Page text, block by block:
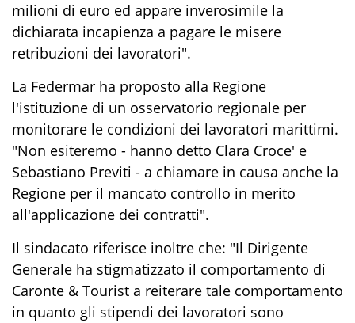
milioni di euro ed appare inverosimile la
dichiarata incapienza a pagare le misere
retribuzioni dei lavoratori".
La Federmar ha proposto alla Regione
l'istituzione di un osservatorio regionale per
monitorare le condizioni dei lavoratori marittimi.
"Non esiteremo - hanno detto Clara Croce' e
Sebastiano Previti - a chiamare in causa anche la
Regione per il mancato controllo in merito
all'applicazione dei contratti".
Il sindacato riferisce inoltre che: "Il Dirigente
Generale ha stigmatizzato il comportamento di
Caronte & Tourist a reiterare tale comportamento
in quanto gli stipendi dei lavoratori sono